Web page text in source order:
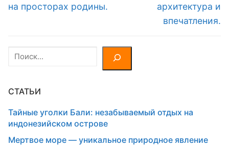
на просторах родины.
архитектура и
впечатления.
Поиск
СТАТЬИ
Тайные уголки Бали: незабываемый отдых на
индонезийском острове
Мертвое море — уникальное природное явление